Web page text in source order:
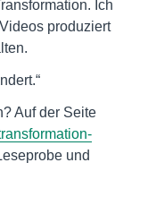
Ich
produziert
Auf der Seite
und